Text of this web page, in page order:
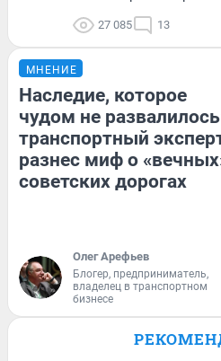
27 085 13
МНЕНИЕ
Наследие, которое
чудом не
транспортный
разнес миф о
советских дорогах
Олег Арефьев
Блогер, предприниматель,
владелец в транспортном
бизнесе